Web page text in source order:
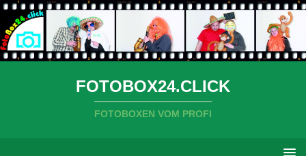
FOTOBOX24.CLICK
FOTOBOXEN VOM PROFI